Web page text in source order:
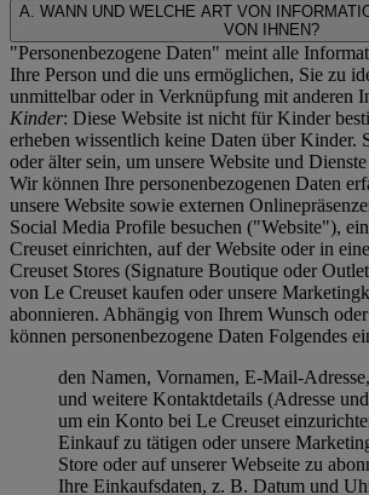
A. WANN UND WELCHE ART VON
VON IHNEN?
"Personenbezogene Daten" meint alle
Ihre Person und die uns ermöglichen, Sie zu
unmittelbar oder in Verknüpfung mit anderen
Kinder: Diese Website ist nicht für Kinder
erheben wissentlich keine Daten über Kinder.
oder älter sein, um unsere Website und
Wir können Ihre personenbezogenen Daten
unsere Website sowie externen
Social Media Profile besuchen ("Website"),
Creuset einrichten, auf der Website oder in
Creuset Stores (Signature Boutique oder
von Le Creuset kaufen oder unsere
abonnieren. Abhängig von Ihrem Wunsch
können personenbezogene Daten Folgendes
den Namen, Vornamen, E-Mail-
und weitere Kontaktdetails (Adresse
um ein Konto bei Le Creuset
Einkauf zu tätigen oder unsere
Store oder auf unserer Webseite zu
Ihre Einkaufsdaten, z. B. Datum und